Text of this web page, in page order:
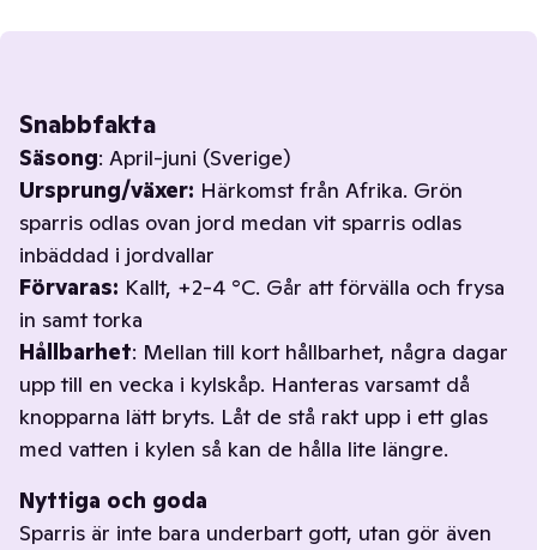
Snabbfakta
Säsong: April-juni (Sverige)
Ursprung/växer: Härkomst från Afrika. Grön
sparris odlas ovan jord medan vit sparris odlas
inbäddad i jordvallar
Förvaras: Kallt, +2-4 °C. Går att förvälla och frysa
in samt torka
Hållbarhet: Mellan till kort hållbarhet, några dagar
upp till en vecka i kylskåp. Hanteras varsamt då
knopparna lätt bryts. Låt de stå rakt upp i ett glas
med vatten i kylen så kan de hålla lite längre.
Nyttiga och goda
Sparris är inte bara underbart gott, utan gör även